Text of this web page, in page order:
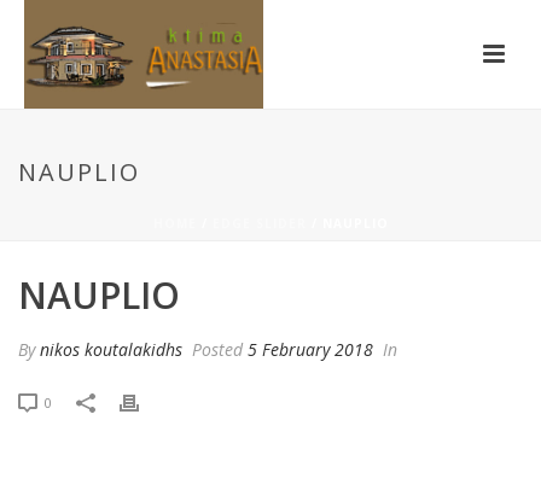
NAUPLIO
NAUPLIO
Bynikos koutalakidhs Posted 5 February 2018 In
0